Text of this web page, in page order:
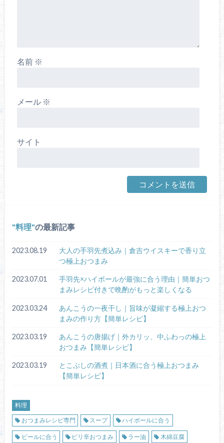
名前 ※
メール ※
サイト
料理 の最新記事
2023.08.19
大人の手羽先煮込み｜倉吉ウイスキーで香り立
つ極上おつまみ
2023.07.01
手羽先×ハイボールが最強に合う理由｜簡単おつ
まみレシピ付きで晩酌がもっと楽しくなる
2023.03.24
あんこうの一夜干し｜旨味が凝縮する極上おつ
まみの作り方【簡単レシピ】
2023.03.19
あんこうの唐揚げ｜外カリッ、中ふわっの極上
おつまみ【簡単レシピ】
2023.03.19
とこぶしの酒煮｜日本酒に合う極上おつまみ
【簡単レシピ】
料理
おつまみレシピ専門
スープ ハイボールに合う
ビールに合う ピリ辛おつまみ ラー油 木綿豆腐